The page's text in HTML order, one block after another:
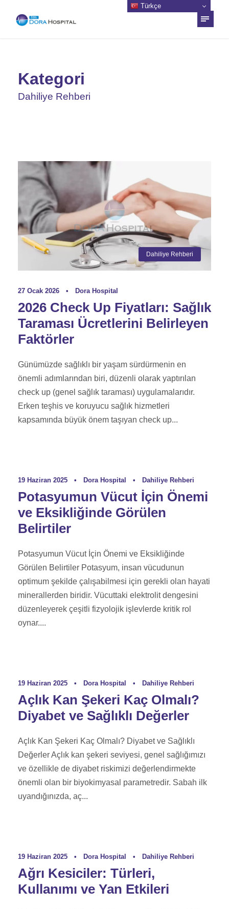
Kategori
Dahiliye Rehberi
Dahiliye Rehberi
27 Ocak 2026 • Dora Hospital
2026 Check Up Fiyatları: Sağlık
Taraması Ücretlerini Belirleyen
Faktörler
Günümüzde sağlıklı bir yaşam sürdürmenin en
önemli adımlarından biri, düzenli olarak yaptırılan
check up (genel sağlık taraması) uygulamalarıdır.
Erken teşhis ve koruyucu sağlık hizmetleri
kapsamında büyük önem taşıyan check up...
19 Haziran 2025 • Dora Hospital • Dahiliye Rehberi
Potasyumun Vücut İçin Önemi
ve Eksikliğinde Görülen
Belirtiler
Potasyumun Vücut İçin Önemi ve Eksikliğinde
Görülen Belirtiler Potasyum, insan vücudunun
optimum şekilde çalışabilmesi için gerekli olan hayati
minerallerden biridir. Vücuttaki elektrolit dengesini
düzenleyerek çeşitli fizyolojik işlevlerde kritik rol
oynar....
19 Haziran 2025 • Dora Hospital • Dahiliye Rehberi
Açlık Kan Şekeri Kaç Olmalı?
Diyabet ve Sağlıklı Değerler
Açlık Kan Şekeri Kaç Olmalı? Diyabet ve Sağlıklı
Değerler Açlık kan şekeri seviyesi, genel sağlığımızı
ve özellikle de diyabet riskimizi değerlendirmekte
önemli olan bir biyokimyasal parametredir. Sabah ilk
uyandığınızda, aç...
19 Haziran 2025 • Dora Hospital • Dahiliye Rehberi
Ağrı Kesiciler: Türleri,
Kullanımı ve Yan Etkileri
Türkçe